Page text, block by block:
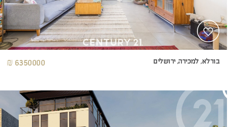
בורלא, למכירה, ירושלים 6350000 ₪